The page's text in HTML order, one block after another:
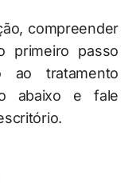
compreender
primeiro passo
ao tratamento
abaixo e fale